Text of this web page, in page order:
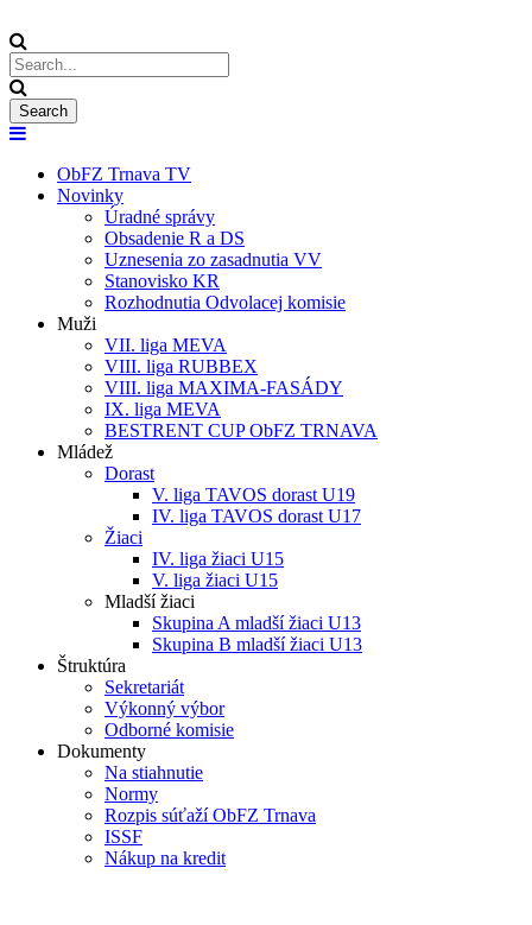
ObFZ Trnava TV
Novinky
Úradné správy
Obsadenie R a DS
Uznesenia zo zasadnutia VV
Stanovisko KR
Rozhodnutia Odvolacej komisie
Muži
VII. liga MEVA
VIII. liga RUBBEX
VIII. liga MAXIMA-FASÁDY
IX. liga MEVA
BESTRENT CUP ObFZ TRNAVA
Mládež
Dorast
V. liga TAVOS dorast U19
IV. liga TAVOS dorast U17
Žiaci
IV. liga žiaci U15
V. liga žiaci U15
Mladší žiaci
Skupina A mladší žiaci U13
Skupina B mladší žiaci U13
Štruktúra
Sekretariát
Výkonný výbor
Odborné komisie
Dokumenty
Na stiahnutie
Normy
Rozpis súťaží ObFZ Trnava
ISSF
Nákup na kredit